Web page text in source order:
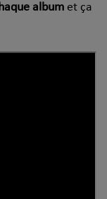
album et ça